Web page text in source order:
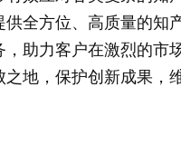
供全方位、高质量的知
，助力客户在激烈的市
之地，保护创新成果，